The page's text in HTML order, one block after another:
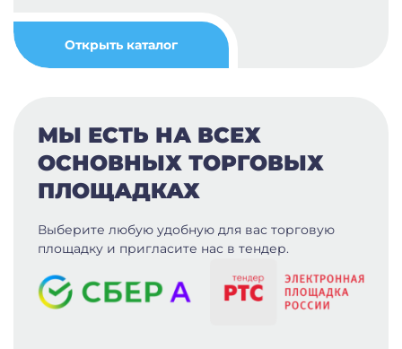
Открыть каталог
МЫ ЕСТЬ НА ВСЕХ
ОСНОВНЫХ ТОРГОВЫХ
ПЛОЩАДКАХ
Выберите любую удобную для вас торговую
площадку и пригласите нас в тендер.